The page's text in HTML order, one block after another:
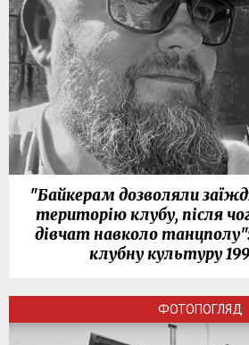
"Байкерам дозволяли
територію клубу, після
дівчат навколо
клубну культуру
ФОТОПОГЛЯД